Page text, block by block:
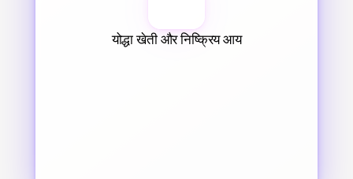
योद्धा खेती और निष्क्रिय आय